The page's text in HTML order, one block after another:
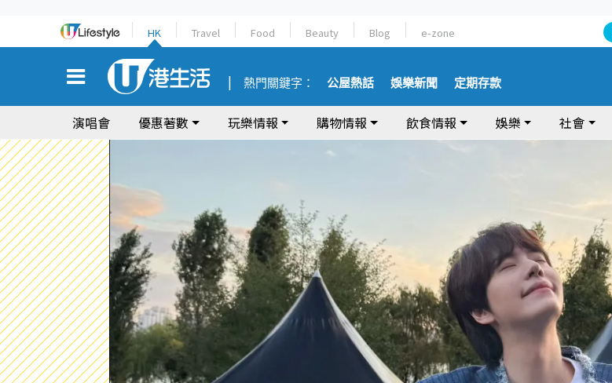
HK Travel Food Beauty Blog e-zone
熱門關鍵字： 公屋熱話 娛樂新聞 定期存款
演唱會 優惠著數 玩樂情報 購物情報 飲食情報 娛樂 社會